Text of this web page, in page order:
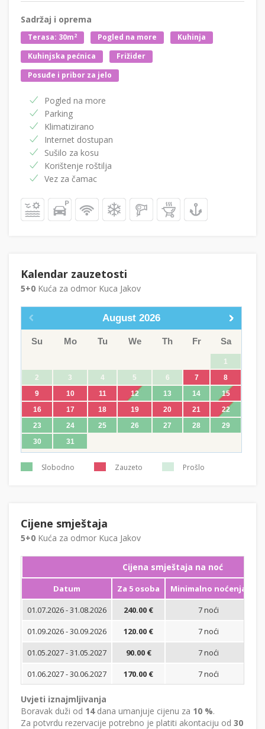
Sadržaj i oprema
Terasa: 30m2 Pogled na more
Kuhinja
Kuhinjska pećnica
Frižider
Posuđe i pribor za jelo
Pogled na more
Parking
Klimatizirano
Internet dostupan
Sušilo za kosu
Korištenje roštilja
Vez za čamac
Kalendar zauzetosti
5+0 Kuća za odmor Kuca Jakov
August 2026
Su Mo Tu We Th Fr Sa
1
2
3 4 5 6 7
8
9
10 11 12 13 14
15
16
17 18 19 20 21
22
23
24 25 26 27 28
29
30
31
Slobodno Zauzeto Prošlo
Cijene smještaja
5+0 Kuća za odmor Kuca Jakov
Cijena smještaja na noć
Datum Za 5 osoba
Minimalno noćenja
01.07.2026 - 31.08.2026
240.00 € 7 noći
01.09.2026 - 30.09.2026
120.00 € 7 noći
01.05.2027 - 31.05.2027
90.00 € 7 noći
01.06.2027 - 30.06.2027
170.00 € 7 noći
Uvjeti iznajmljivanja
Boravak duži od 14dana umanjuje cijenu za 10 %.
Za potvrdu rezervacije potrebno je platiti akontaciju od 30